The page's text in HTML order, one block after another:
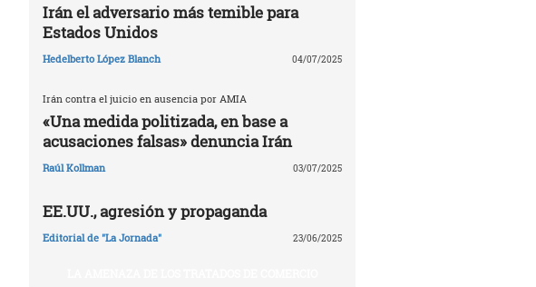
Irán el adversario más temible para
Estados Unidos
Hedelberto López Blanch 04/07/2025
Irán contra el juicio en ausencia por AMIA
«Una medida politizada, en base a
acusaciones falsas» denuncia Irán
Raúl Kollman 03/07/2025
EE.UU., agresión y propaganda
Editorial de "La Jornada" 23/06/2025